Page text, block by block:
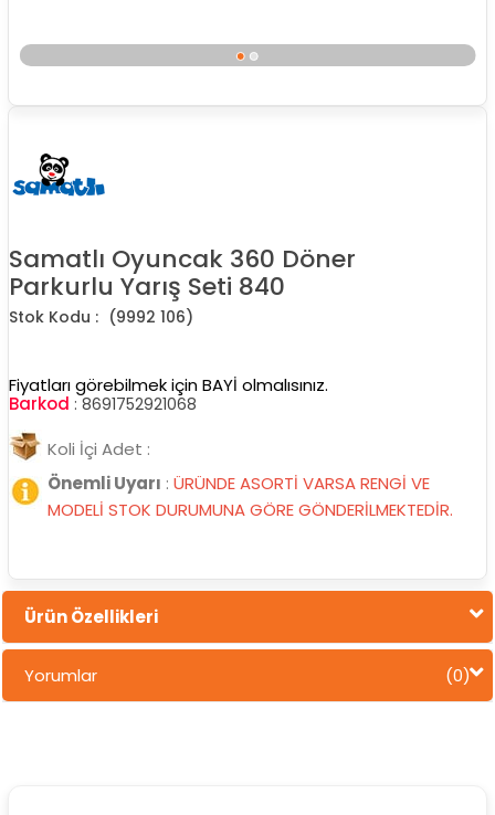
Samatlı Oyuncak 360 Döner
Parkurlu Yarış Seti 840
(9992 106)
Fiyatları görebilmek için BAYİ olmalısınız.
Barkod : 8691752921068
Koli İçi Adet :
Önemli Uyarı : ÜRÜNDE ASORTİ VARSA RENGİ VE
MODELİ STOK DURUMUNA GÖRE GÖNDERİLMEKTEDİR.
Ürün Özellikleri
Yorumlar (0)